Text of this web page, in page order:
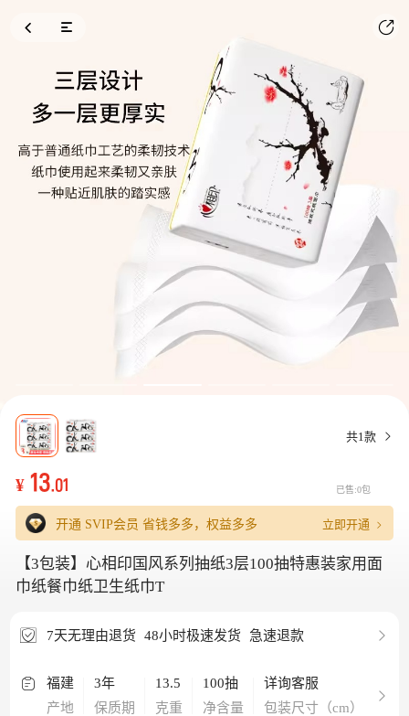
共1款
¥ 13.01 已售:0包
开通 SVIP会员 省钱多多，权益多多 立即开通
【3包装】心相印国风系列抽纸3层100抽特惠装家用面
巾纸餐巾纸卫生纸巾T
7天无理由退货 48小时极速发货 急速退款
福建
产地
3年
保质期
13.5
克重
100抽
净含量
详询客服
包装尺寸（cm）